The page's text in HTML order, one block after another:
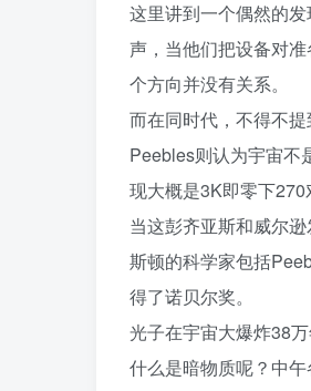
这里讲到一个偶然的
声，当他们把设备对
个方向并没有关系。
而在同时代，不得不
Peebles则认为宇宙不
现大概是3K即零下270
当这彭齐亚斯和威尔
斯顿的科学家包括
得了诺贝尔奖。
光子在宇宙大爆炸38
什么是暗物质呢？中